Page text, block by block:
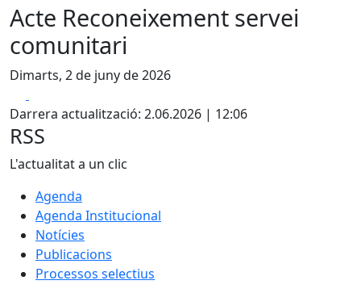
Acte Reconeixement servei
comunitari
Dimarts, 2 de juny de 2026
Darrera actualització: 2.06.2026 | 12:06
RSS
L'actualitat a un clic
Agenda
Agenda Institucional
Notícies
Publicacions
Processos selectius